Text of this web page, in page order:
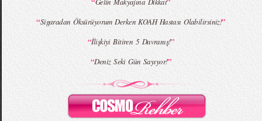
“Sigaradan Öksürüyorum Derken KOAH Hastası Olabilirsiniz!”
“İlişkiyi Bitiren 5 Davranış!”
“Deniz Seki Gün Sayıyor!”